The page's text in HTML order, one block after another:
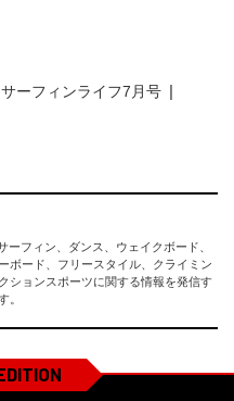
サーフィンライフ7月号
ーフィン、ダンス、ウェイクボード、
ボード、フリースタイル、クライミン
ションスポーツに関する情報を発信す
。